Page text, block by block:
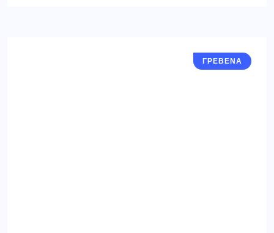
ΓΡΕΒΕΝΑ